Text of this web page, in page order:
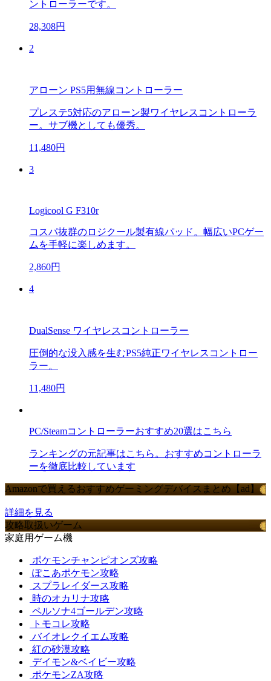
ントローラーです。
28,308円
2
アローン PS5用無線コントローラー
プレステ5対応のアローン製ワイヤレスコントローラ
ー。サブ機としても優秀。
11,480円
3
Logicool G F310r
コスパ抜群のロジクール製有線パッド。幅広いPCゲー
ムを手軽に楽しめます。
2,860円
4
DualSense ワイヤレスコントローラー
圧倒的な没入感を生むPS5純正ワイヤレスコントロー
ラー。
11,480円
PC/Steamコントローラーおすすめ20選はこちら
ランキングの元記事はこちら。おすすめコントローラ
ーを徹底比較しています
Amazonで買えるおすすめゲーミングデバイスまとめ【ad】
詳細を見る
攻略取扱いゲーム
家庭用ゲーム機
ポケモンチャンピオンズ攻略
ぽこあポケモン攻略
スプラレイダース攻略
時のオカリナ攻略
ペルソナ4ゴールデン攻略
トモコレ攻略
バイオレクイエム攻略
紅の砂漠攻略
デイモン&ベイビー攻略
ポケモンZA攻略